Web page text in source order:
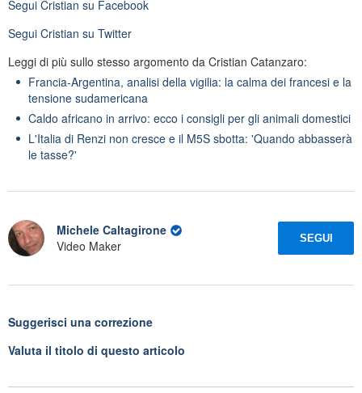
Segui Cristian su Facebook
Segui Cristian su Twitter
Leggi di più sullo stesso argomento da Cristian Catanzaro:
Francia-Argentina, analisi della vigilia: la calma dei francesi e la
tensione sudamericana
Caldo africano in arrivo: ecco i consigli per gli animali domestici
L'Italia di Renzi non cresce e il M5S sbotta: 'Quando abbasserà
le tasse?'
Michele Caltagirone
Video Maker
SEGUI
Suggerisci una correzione
Valuta il titolo di questo articolo